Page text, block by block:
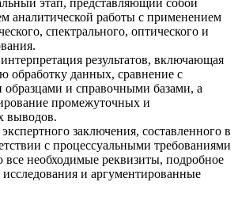
этап, представляющий собой
аналитической работы с применением
спектрального, оптического и
результатов, включающая
обработку данных, сравнение с
и справочными базами, а
промежуточных и
выводов.
заключения, составленного в
с процессуальными требованиями
все необходимые реквизиты, подробное
исследования и аргументированные